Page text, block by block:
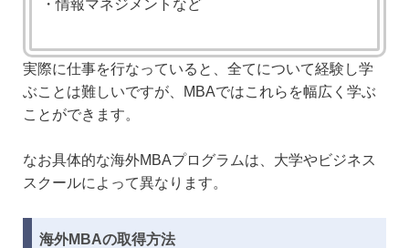
・情報マネジメントなど
実際に仕事を行なっていると、全てについて経験し学
ぶことは難しいですが、MBAではこれらを幅広く学ぶ
ことができます。
なお具体的な海外MBAプログラムは、大学やビジネス
スクールによって異なります。
海外MBAの取得方法